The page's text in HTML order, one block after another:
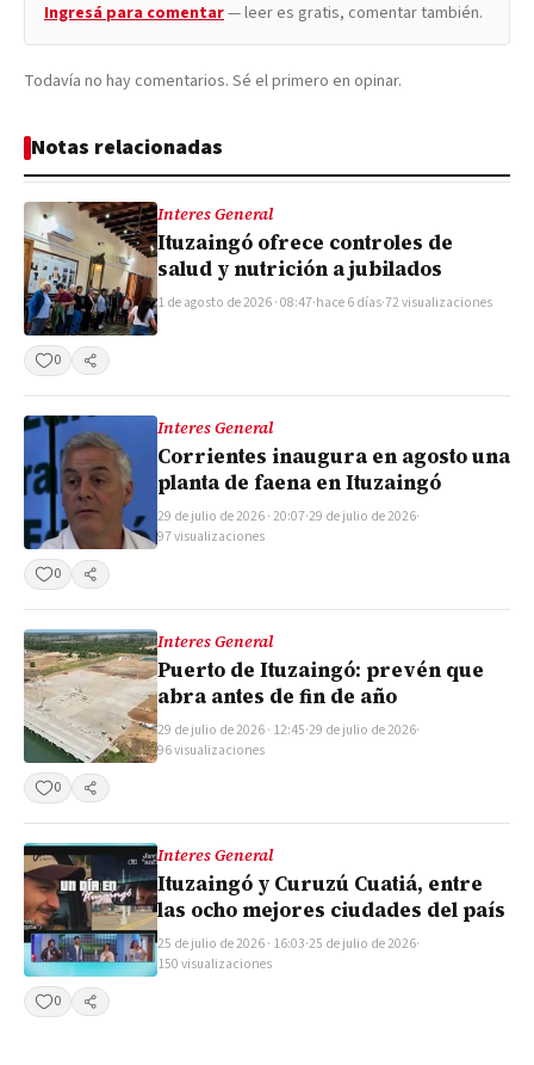
Ingresá para comentar— leer es gratis, comentar también.
Todavía no hay comentarios. Sé el primero en opinar.
Notas relacionadas
Interes General
Ituzaingó ofrece controles de
salud y nutrición a jubilados
1 de agosto de 2026 · 08:47·hace 6 días·72 visualizaciones
0 Compartir
Interes General
Corrientes inaugura en agosto una
planta de faena en Ituzaingó
29 de julio de 2026 · 20:07·29 de julio de 2026·
97 visualizaciones
0
Compartir
Interes General
Puerto de Ituzaingó: prevén que
abra antes de fin de año
29 de julio de 2026 · 12:45·29 de julio de 2026·
96 visualizaciones
0
Compartir
Interes General
Ituzaingó y Curuzú Cuatiá, entre
las ocho mejores ciudades del país
25 de julio de 2026 · 16:03·25 de julio de 2026·
150 visualizaciones
0
Compartir